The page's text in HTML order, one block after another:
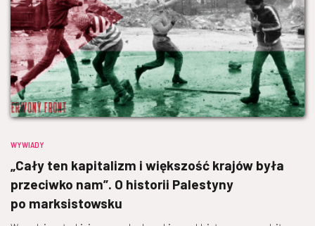
WYWIADY
„Cały ten kapitalizm i większość krajów była
przeciwko nam”. O historii Palestyny
po marksistowsku